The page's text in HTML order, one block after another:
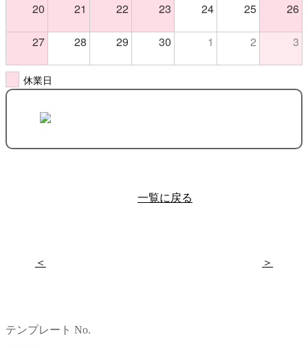
20 21 22 23 24 25 26
27 28 29 30 1 2 3
休業日
一覧に戻る
＜ ＞
テンプレート No.